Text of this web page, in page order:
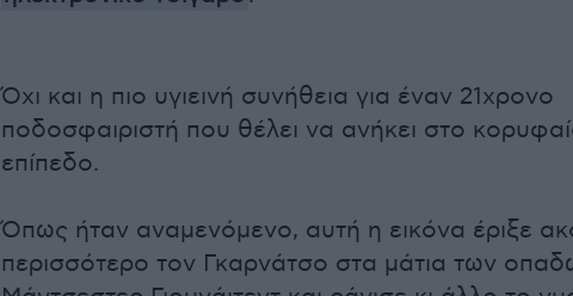
Όχι και η πιο υγιεινή συνήθεια για έναν 21χρονο
ποδοσφαιριστή που θέλει να ανήκει στο
επίπεδο.
Όπως ήταν αναμενόμενο, αυτή η εικόνα έριξε
περισσότερο τον Γκαρνάτσο στα μάτια των